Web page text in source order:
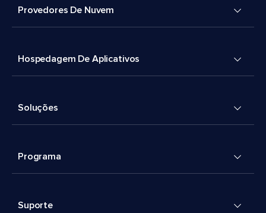
Provedores De Nuvem
Hospedagem De Aplicativos
Soluções
Programa
Suporte